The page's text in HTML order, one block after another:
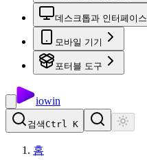
데스크톱과 인터페이스
모바일 기기
포터블 도구
iowin
검색Ctrl K
홈